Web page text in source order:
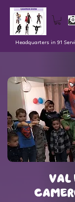
Headquarters in 91
val
val